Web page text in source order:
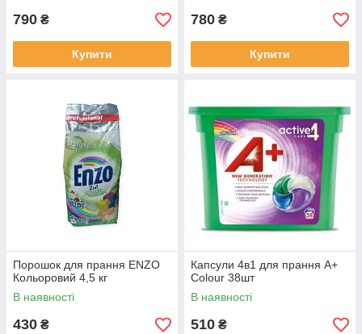
790 ₴
Купити
780 ₴
Купити
Порошок для прання ENZO
Кольоровий 4,5 кг
В наявності
430 ₴
Капсули 4в1 для прання А+
Colour 38шт
В наявності
510 ₴